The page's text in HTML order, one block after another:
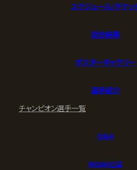
スケジュール/チケッ
試合結果
ポスターギャラリー
選手紹介
チャンピオン選手一覧
Q&A
NOAHとは